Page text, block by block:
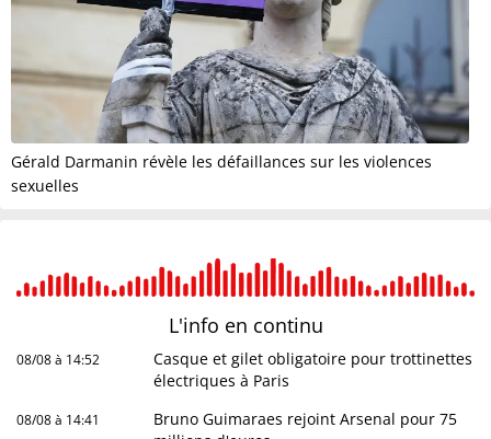
Gérald Darmanin révèle les défaillances sur les violences
sexuelles
L'info en continu
08/08 à 14:52
Casque et gilet obligatoire pour trottinettes
électriques à Paris
08/08 à 14:41
Bruno Guimaraes rejoint Arsenal pour 75